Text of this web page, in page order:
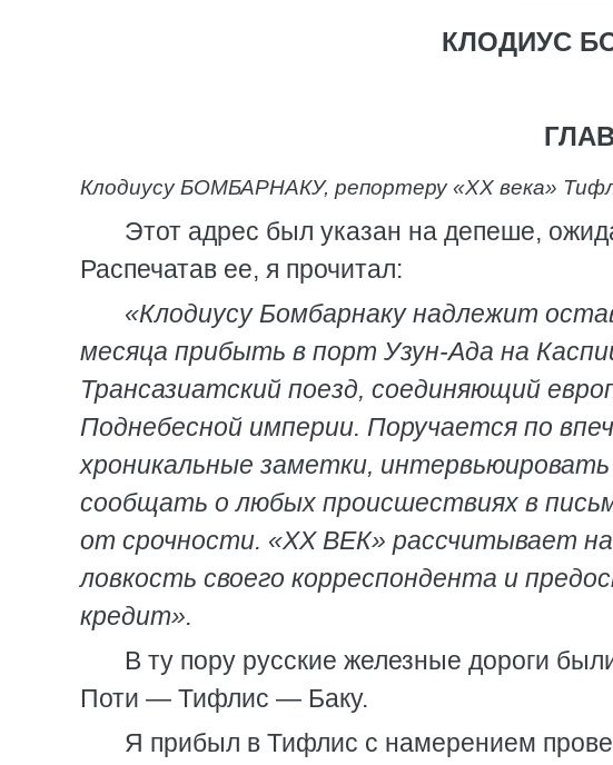
КЛОДИУС
Клодиусу БОМБАРНАКУ, репортеру «XX века»
Этот адрес был указан на депеше,
Распечатав ее, я прочитал:
«Клодиусу Бомбарнаку надлежит
месяца прибыть в порт Узун-Ада на
Трансазиатский поезд, соединяющий
Поднебесной империи. Поручается по
хроникальные заметки,
сообщать о любых происшествиях в
от срочности. «XX ВЕК» рассчитывает
ловкость своего корреспондента и
кредит».
В ту пору русские железные дороги
Поти — Тифлис — Баку.
Я прибыл в Тифлис с намерением